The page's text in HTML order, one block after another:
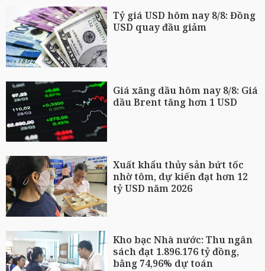
Tỷ giá USD hôm nay 8/8: Đồng
USD quay đầu giảm
Giá xăng dầu hôm nay 8/8: Giá
dầu Brent tăng hơn 1 USD
Xuất khẩu thủy sản bứt tốc
nhờ tôm, dự kiến đạt hơn 12
tỷ USD năm 2026
Kho bạc Nhà nước: Thu ngân
sách đạt 1.896.176 tỷ đồng,
bằng 74,96% dự toán